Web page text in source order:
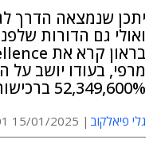
יתכן שנמצאה הדרך
ואולי גם הדורות
מרפי, בעודו יושב על
52,349,600% ברכישות באתר אמזון
גלי פיאלקוב 15/01/2025 13:01